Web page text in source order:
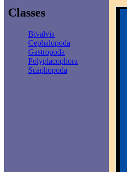
Classes
Bivalvia
Cephalopoda
Gastropoda
Polyplacophora
Scaphopoda